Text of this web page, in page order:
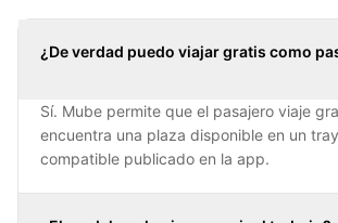
¿De verdad puedo viajar gratis como
Sí. Mube permite que el pasajero viaje
encuentra una plaza disponible en un
compatible publicado en la app.